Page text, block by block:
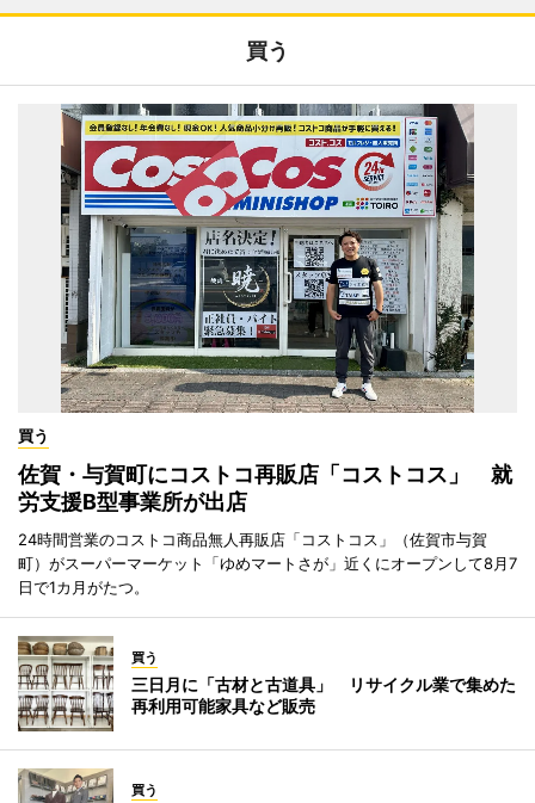
買う
買う
佐賀・与賀町にコストコ再販店「コストコス」 就
労支援B型事業所が出店
24時間営業のコストコ商品無人再販店「コストコス」（佐賀市与賀
町）がスーパーマーケット「ゆめマートさが」近くにオープンして8月7
日で1カ月がたつ。
買う
三日月に「古材と古道具」 リサイクル業で集めた
再利用可能家具など販売
買う